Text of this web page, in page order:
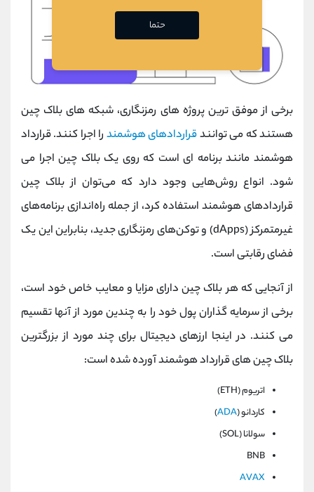
برخی از موفق ترین پروژه های رمزنگاری، شبکه های بلاک چین
هستند که می توانندقراردادهای هوشمند را اجرا کنند. قرارداد
هوشمند مانند برنامه ای است که روی یک بلاک چین اجرا می
شود. انواع روش‌هایی وجود دارد که می‌توان از بلاک چین
قراردادهای هوشمند استفاده کرد، از جمله راه‌اندازی برنامه‌های
غیرمتمرکز (dApps) و توکن‌های رمزنگاری جدید، بنابراین این یک
فضای رقابتی است.
از آنجایی که هر بلاک چین دارای مزایا و معایب خاص خود است،
برخی از سرمایه گذاران پول خود را به چندین مورد از آنها تقسیم
می کنند. در اینجا ارزهای دیجیتال برای چند مورد از بزرگترین
بلاک چین های قرارداد هوشمند آورده شده است:
اتریوم (ETH)
کاردانو (ADA
)
سولانا (SOL)
BNB
AVAX
حتما